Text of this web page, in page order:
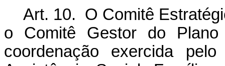
Art. 10. O Comitê
o Comitê Gestor do
coordenação exercida